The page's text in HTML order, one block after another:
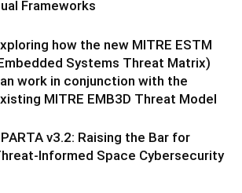
Frameworks
how the new MITRE ESTM
Systems Threat Matrix)
work in conjunction with the
MITRE EMB3D Threat Model
v3.2: Raising the Bar for
Space Cybersecurity